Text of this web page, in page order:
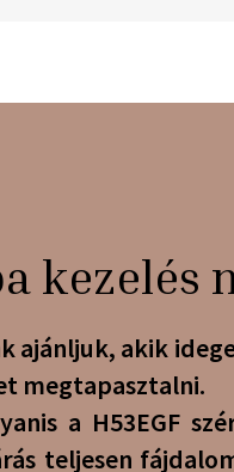
kezelés
ajánljuk, akik
megtapasztalni.
a H53EGF
teljesen